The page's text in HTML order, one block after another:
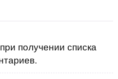
получении списка